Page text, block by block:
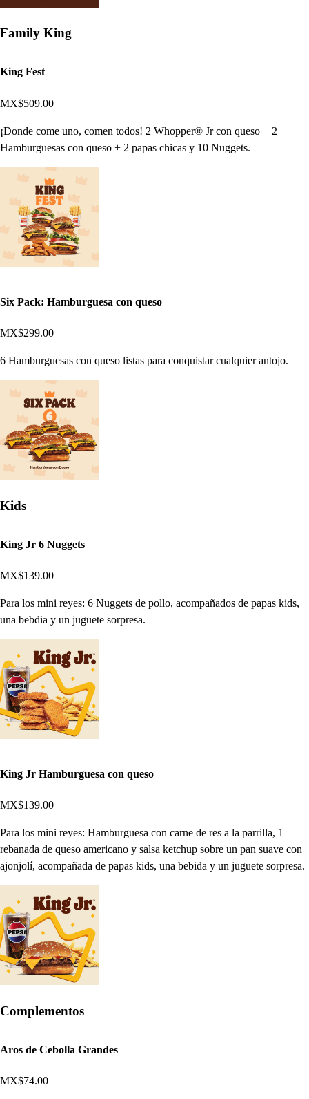
Family King
King Fest
MX$509.00
¡Donde come uno, comen todos! 2 Whopper® Jr con queso + 2
Hamburguesas con queso + 2 papas chicas y 10 Nuggets.
Six Pack: Hamburguesa con queso
MX$299.00
6 Hamburguesas con queso listas para conquistar cualquier antojo.
Kids
King Jr 6 Nuggets
MX$139.00
Para los mini reyes: 6 Nuggets de pollo, acompañados de papas kids,
una bebdia y un juguete sorpresa.
King Jr Hamburguesa con queso
MX$139.00
Para los mini reyes: Hamburguesa con carne de res a la parrilla, 1
rebanada de queso americano y salsa ketchup sobre un pan suave con
ajonjolí, acompañada de papas kids, una bebida y un juguete sorpresa.
Complementos
Aros de Cebolla Grandes
MX$74.00